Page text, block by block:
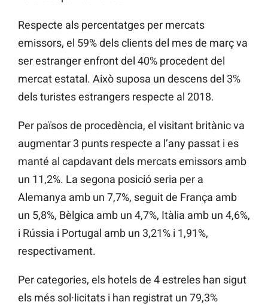
Respecte als percentatges per mercats
emissors, el 59% dels clients del mes de març va
ser estranger enfront del 40% procedent del
mercat estatal. Això suposa un descens del 3%
dels turistes estrangers respecte al 2018.
Per països de procedència, el visitant britànic va
augmentar 3 punts respecte a l’any passat i es
manté al capdavant dels mercats emissors amb
un 11,2%. La segona posició seria per a
Alemanya amb un 7,7%, seguit de França amb
un 5,8%, Bèlgica amb un 4,7%, Itàlia amb un 4,6%,
i Rússia i Portugal amb un 3,21% i 1,91%,
respectivament.
Per categories, els hotels de 4 estreles han sigut
els més sol·licitats i han registrat un 79,3%